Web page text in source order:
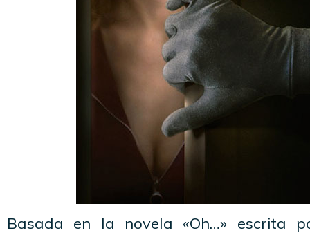
Basada en la novela «Oh…» escrita